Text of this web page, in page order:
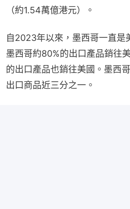
（約1.54萬億港元）。
自2023年以來，墨西哥一直是
墨西哥約80%的出口產品銷往
的出口產品也銷往美國。墨西
出口商品近三分之一。